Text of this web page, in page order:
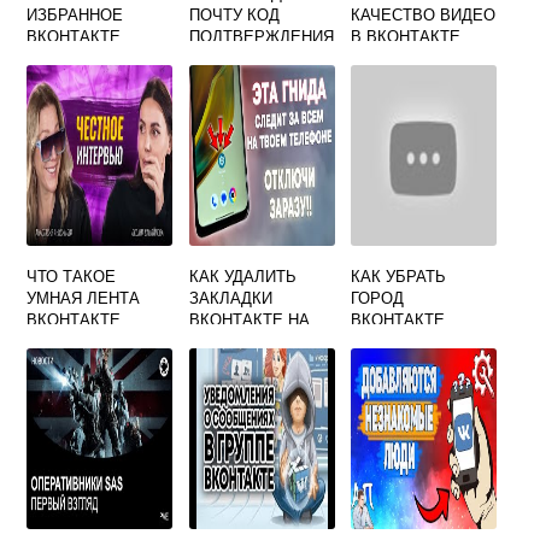
ИЗБРАННОЕ
ВКОНТАКТЕ
ПОЧТУ КОД
ПОДТВЕРЖДЕНИЯ
КАЧЕСТВО ВИДЕО
В ВКОНТАКТЕ
ЧТО ТАКОЕ
УМНАЯ ЛЕНТА
ВКОНТАКТЕ
КАК УДАЛИТЬ
ЗАКЛАДКИ
ВКОНТАКТЕ НА
КАК УБРАТЬ
ГОРОД
ВКОНТАКТЕ